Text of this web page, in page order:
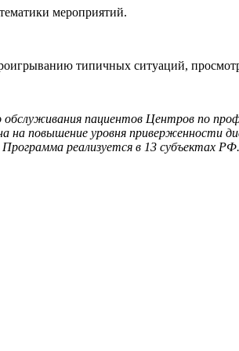
мероприятий.
типичных ситуаций,
пациентов Центров по
на повышение уровня приверженности
реализуется в 13 субъектах